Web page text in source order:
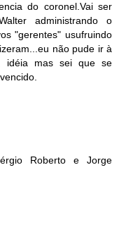
do coronel.Vai ser
administrando o
"gerentes" usufruindo
não pude ir à
idéia mas sei que se
Roberto e Jorge